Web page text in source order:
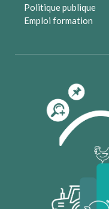
Politique publique
Emploi formation